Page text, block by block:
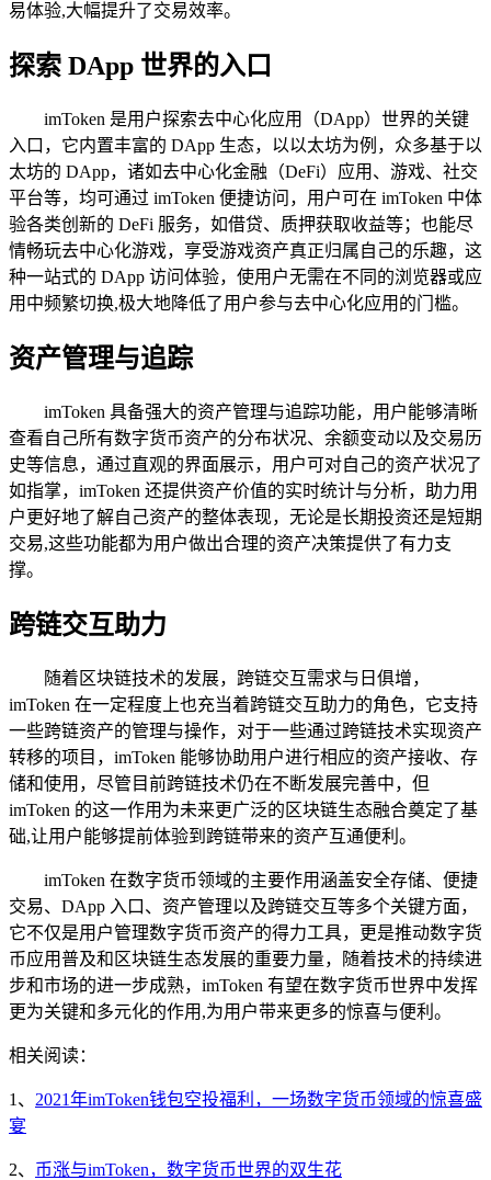
易体验,大幅提升了交易效率。
探索 DApp 世界的入口
imToken 是用户探索去中心化应用（DApp）世界的关键
入口，它内置丰富的 DApp 生态，以以太坊为例，众多基于以
太坊的 DApp，诸如去中心化金融（DeFi）应用、游戏、社交
平台等，均可通过 imToken 便捷访问，用户可在 imToken 中体
验各类创新的 DeFi 服务，如借贷、质押获取收益等；也能尽
情畅玩去中心化游戏，享受游戏资产真正归属自己的乐趣，这
种一站式的 DApp 访问体验，使用户无需在不同的浏览器或应
用中频繁切换,极大地降低了用户参与去中心化应用的门槛。
资产管理与追踪
imToken 具备强大的资产管理与追踪功能，用户能够清晰
查看自己所有数字货币资产的分布状况、余额变动以及交易历
史等信息，通过直观的界面展示，用户可对自己的资产状况了
如指掌，imToken 还提供资产价值的实时统计与分析，助力用
户更好地了解自己资产的整体表现，无论是长期投资还是短期
交易,这些功能都为用户做出合理的资产决策提供了有力支
撑。
跨链交互助力
随着区块链技术的发展，跨链交互需求与日俱增，
imToken 在一定程度上也充当着跨链交互助力的角色，它支持
一些跨链资产的管理与操作，对于一些通过跨链技术实现资产
转移的项目，imToken 能够协助用户进行相应的资产接收、存
储和使用，尽管目前跨链技术仍在不断发展完善中，但
imToken 的这一作用为未来更广泛的区块链生态融合奠定了基
础,让用户能够提前体验到跨链带来的资产互通便利。
imToken 在数字货币领域的主要作用涵盖安全存储、便捷
交易、DApp 入口、资产管理以及跨链交互等多个关键方面，
它不仅是用户管理数字货币资产的得力工具，更是推动数字货
币应用普及和区块链生态发展的重要力量，随着技术的持续进
步和市场的进一步成熟，imToken 有望在数字货币世界中发挥
更为关键和多元化的作用,为用户带来更多的惊喜与便利。
相关阅读：
1、 2021年imToken钱包空投福利，一场数字货币领域的惊喜盛
宴
2、 币涨与imToken，数字货币世界的双生花